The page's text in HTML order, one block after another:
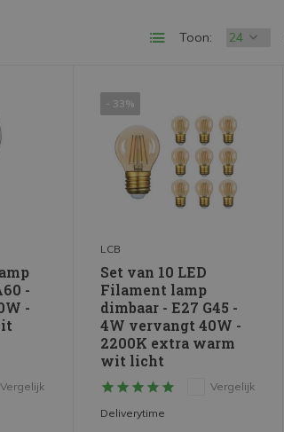
Toon:
-
-
Vergelijk
- 33%
LCB
Set van 10 LED
Filament lamp
dimbaar - E27 G45 -
4W vervangt 40W -
2200K extra warm
wit licht
Vergelijk
Deliverytime